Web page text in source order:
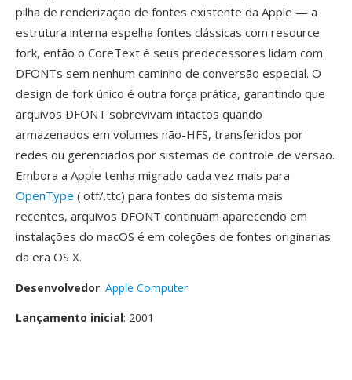
pilha de renderização de fontes existente da Apple — a
estrutura interna espelha fontes clássicas com resource
fork, então o CoreText é seus predecessores lidam com
DFONTs sem nenhum caminho de conversão especial. O
design de fork único é outra força prática, garantindo que
arquivos DFONT sobrevivam intactos quando
armazenados em volumes não-HFS, transferidos por
redes ou gerenciados por sistemas de controle de versão.
Embora a Apple tenha migrado cada vez mais para
OpenType (.otf/.ttc) para fontes do sistema mais
recentes, arquivos DFONT continuam aparecendo em
instalações do macOS é em coleções de fontes originarias
da era OS X.
Desenvolvedor: Apple Computer
Lançamento inicial: 2001